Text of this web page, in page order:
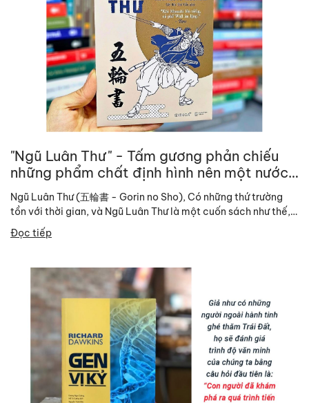
"Ngũ Luân Thư" - Tấm gương phản chiếu
những phẩm chất định hình nên một nước
Nhật Bản hiện đại
Ngũ Luân Thư (五輪書 - Gorin no Sho), Có những thứ trường
tồn với thời gian, và Ngũ Luân Thư là một cuốn sách như thế,
kiếm...
Đọc tiếp